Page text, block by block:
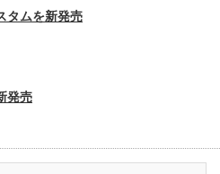
タムを新発売
発売